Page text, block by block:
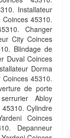
Installateur
45310.
Changer
City Coinces
Blindage de
Duval Coinces
Dorma
45310.
de porte
Abloy
Cylindre
Coinces
Depanneur